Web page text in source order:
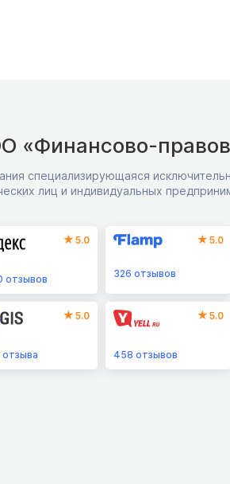
«Финансово-
специализирующаяся
лиц и индивидуальных
5.0
отзывов
5.0
326 отзывов
5.0
отзыва
5.0
458 отзывов